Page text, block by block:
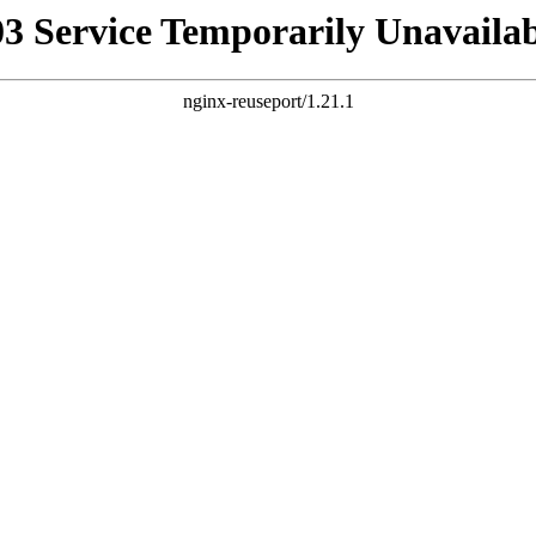
Service Temporarily
nginx-reuseport/1.21.1